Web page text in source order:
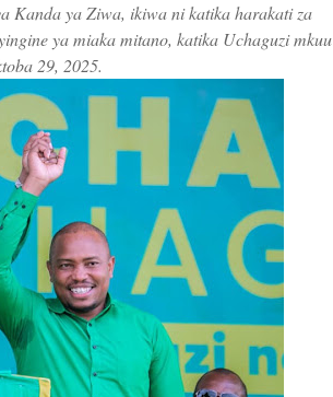
Kanda ya Ziwa, ikiwa ni katika harakati za
ya miaka mitano, katika Uchaguzi mkuu
29, 2025.